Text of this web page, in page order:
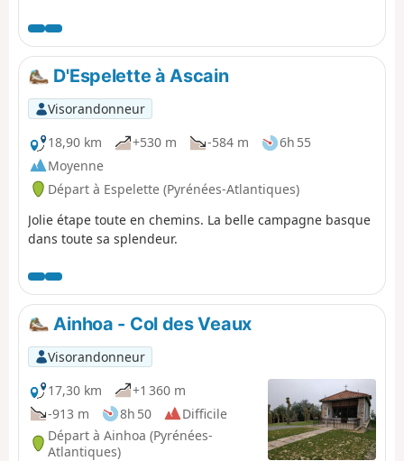
traversée entièrement du massif du Sud au Nord en
partant d'Ossès. Pour cela, il faudra deux voitures. À
mon goût des chemins beaucoup plus variés très peu
pratiqués , nombreux en balcon avec de magnifiques
vues sur les montagnes et villages du Pays Basque.
D'Espelette à Ascain
Visorandonneur
18,90 km
+530 m -584 m
6h 55
Moyenne
Départ à Espelette (Pyrénées-Atlantiques)
Jolie étape toute en chemins. La belle campagne basque
dans toute sa splendeur.
Ainhoa - Col des Veaux
Visorandonneur
17,30 km
+1 360 m
-913 m
8h 50
Difficile
Départ à Ainhoa (Pyrénées-
Atlantiques)